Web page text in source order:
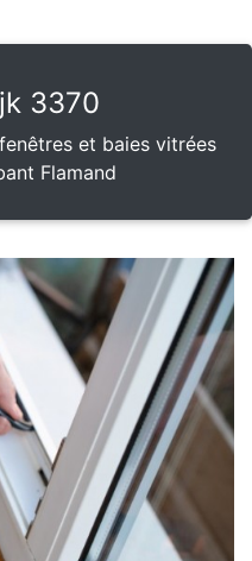
3370
et baies vitrées
Flamand